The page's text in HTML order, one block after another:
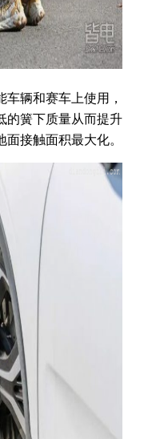
辆和赛车上使用，
的簧下质量从而提升
接触面积最大化。